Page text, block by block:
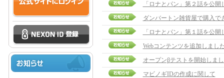
「ロナとパン」第２話を公開
ダンバートン雑貨屋で購入で
「ロナとパン」第１話を公開
Webコンテンツを追加しまし
オープンβテストを開始しま
マビノギIDの作成に関して